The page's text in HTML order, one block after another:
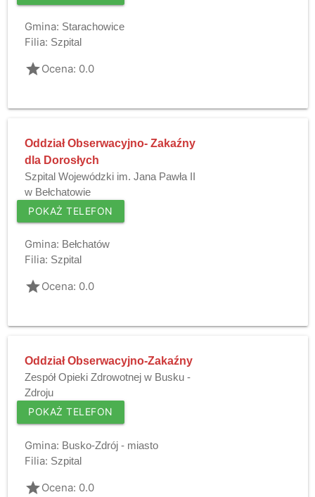
Gmina: Starachowice
Filia: Szpital
gradeOcena: 0.0
Oddział Obserwacyjno- Zakaźny
dla Dorosłych
Szpital Wojewódzki im. Jana Pawła II
w Bełchatowie
POKAŻ TELEFON
Gmina: Bełchatów
Filia: Szpital
gradeOcena: 0.0
Oddział Obserwacyjno-Zakaźny
Zespół Opieki Zdrowotnej w Busku -
Zdroju
POKAŻ TELEFON
Gmina: Busko-Zdrój - miasto
Filia: Szpital
gradeOcena: 0.0